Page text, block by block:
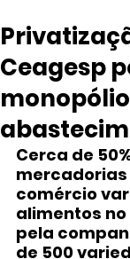
Ceagesp
Cerca de
comércio
alimentos
pela
de 500